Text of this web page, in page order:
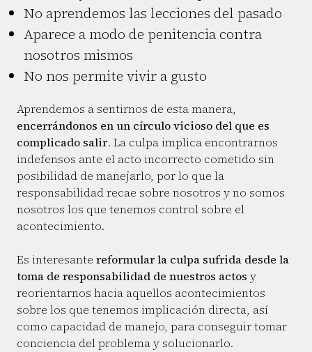
No aprendemos las lecciones del pasado
Aparece a modo de penitencia contra
nosotros mismos
No nos permite vivir a gusto
Aprendemos a sentirnos de esta manera,
encerrándonos en un círculo vicioso del que es
complicado salir. La culpa implica encontrarnos
indefensos ante el acto incorrecto cometido sin
posibilidad de manejarlo, por lo que la
responsabilidad recae sobre nosotros y no somos
nosotros los que tenemos control sobre el
acontecimiento.
Es interesante reformular la culpa sufrida desde la
toma de responsabilidad de nuestros actos y
reorientarnos hacia aquellos acontecimientos
sobre los que tenemos implicación directa, así
como capacidad de manejo, para conseguir tomar
conciencia del problema y solucionarlo.